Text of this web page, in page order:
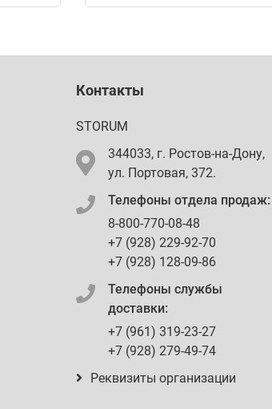
Контакты
STORUM
344033, г. Ростов-на-Дону,
ул. Портовая, 372.
Телефоны отдела продаж:
8-800-770-08-48
+7 (928) 229-92-70
+7 (928) 128-09-86
Телефоны службы
доставки:
+7 (961) 319-23-27
+7 (928) 279-49-74
Реквизиты организации